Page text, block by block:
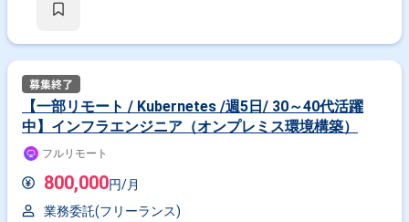
ルティングサービスなどを提供しています。 【案件内容】 Next.js +
とって価値があり、かつ、開発者が管理しやすいアプリケーションを目指
します。 【アプリケーションの概要】 出荷管理系ツール（Kubernetes,
TypeScript(Next.js), Postgres） 【具体的な業務内容】 ・Next.js +
TypeScriptを使用したアプリケーション開発 ・Kubernetesを使用したアプ
び設計 【チーム体制】 ・プロダクトオーナー1名、開発者2名を予定 【チ
性 開発者：女性＋1名募集中） ・毎朝、一日の段取りを確認していま
も旅行やカメラなどの雑談も息抜きに話しているようなチームです。 【仕
【一部リモート / Kubernetes /週5日/ 30～40代活躍
中】インフラエンジニア（オンプレミス環境構築）
フルリモート
800,000円/月
業務委託(フリーランス)